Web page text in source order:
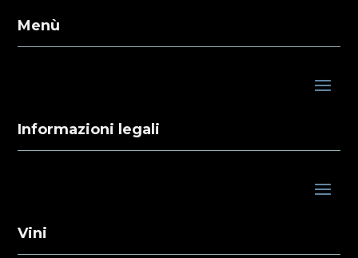
Menù
Informazioni legali
Vini